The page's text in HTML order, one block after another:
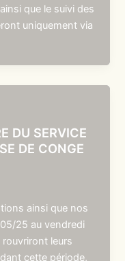
que le suivi des
uniquement via
DU SERVICE
DE CONGE
ainsi que nos
25 au vendredi
leurs
cette période,